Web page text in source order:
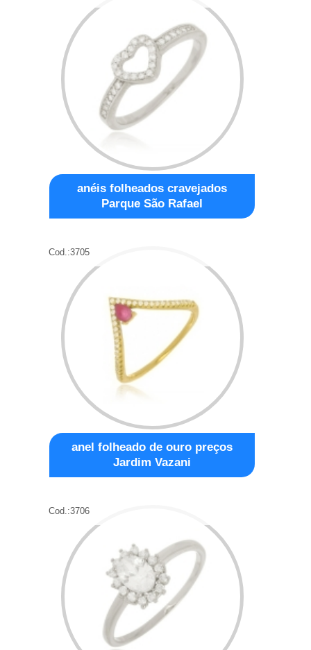
anéis folheados cravejados
Parque São Rafael
Cod.:3705
anel folheado de ouro preços
Jardim Vazani
Cod.:3706